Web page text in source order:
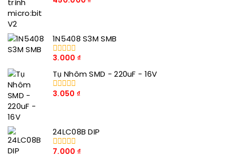
0
1N5408 S3M SMB
0
số
5
3.000 ₫
Tụ Nhôm SMD - 220uF - 16V
0
3.050 ₫
24LC08B DIP
0
7.000 ₫